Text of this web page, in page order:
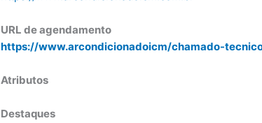
URL de agendamento
https://www.arcondicionadoicm/chamado-
Atributos
Destaques